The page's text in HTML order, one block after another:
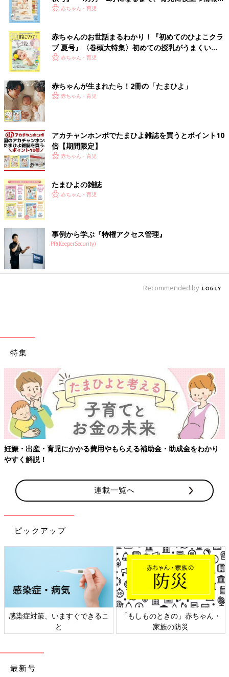
いっぱい！
赤ちゃん・育児
赤ちゃんのお世話まるわかり！『初めてのひよこクラ
ブ 夏号』〈巻頭大特集〉初めての授乳がうまくい
く！ おっぱい・ミルクの基本と夏のトラブル 解決テ
赤ちゃん・育児
赤ちゃんが生まれたら！2冊の「たまひよ」
赤ちゃん・育児
アカチャンホンポでたまひよ雑誌を買うとポイント10
倍【期間限定】
赤ちゃん・育児
たまひよの雑誌
赤ちゃん・育児
事例から学ぶ『特権アクセス管理』
PR(KeeperSecurity)
Recommended by
特集
児にかかる費用やもらえる補助金・助成金をわかり 【ワクチン接
連載一覧へ
ピックアップ
、いますぐできるこ
「もしものときの」赤ちゃん・
日本外来
最新号